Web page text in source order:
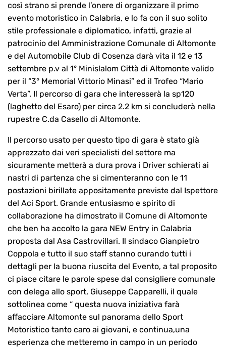
così strano si prende l’onere di organizzare il primo
evento motoristico in Calabria, e lo fa con il suo solito
stile professionale e diplomatico, infatti, grazie al
patrocinio del Amministrazione Comunale di Altomonte
e del Automobile Club di Cosenza darà vita il 12 e 13
settembre p.v al 1° Minislalom Città di Altomonte valido
per il “3° Memorial Vittorio Minasi” ed il Trofeo “Mario
Verta”. Il percorso di gara che interesserà la sp120
(laghetto del Esaro) per circa 2.2 km si concluderà nella
rupestre C.da Casello di Altomonte.
Il percorso usato per questo tipo di gara è stato già
apprezzato dai veri specialisti del settore ma
sicuramente metterà a dura prova i Driver schierati ai
nastri di partenza che si cimenteranno con le 11
postazioni birillate appositamente previste dal Ispettore
del Aci Sport. Grande entusiasmo e spirito di
collaborazione ha dimostrato il Comune di Altomonte
che ben ha accolto la gara NEW Entry in Calabria
proposta dal Asa Castrovillari. Il sindaco Gianpietro
Coppola e tutto il suo staff stanno curando tutti i
dettagli per la buona riuscita del Evento, a tal proposito
ci piace citare le parole spese dal consigliere comunale
con delega allo sport, Giuseppe Capparelli, il quale
sottolinea come “ questa nuova iniziativa farà
affacciare Altomonte sul panorama dello Sport
Motoristico tanto caro ai giovani, e continua,una
esperienza che metteremo in campo in un periodo